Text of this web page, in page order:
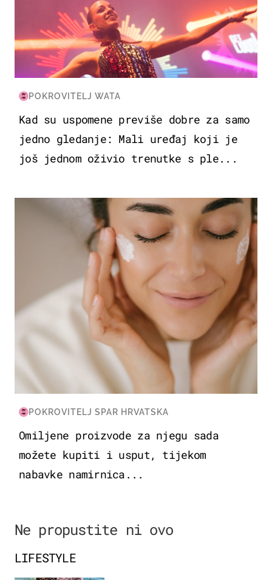
POKROVITELJ WATA
Kad su uspomene previše dobre za samo
jedno gledanje: Mali uređaj koji je
još jednom oživio trenutke s ple...
MODA & LJEPOTA
POKROVITELJ SPAR HRVATSKA
Omiljene proizvode za njegu sada
možete kupiti i usput, tijekom
nabavke namirnica...
Ne propustite ni ovo
LIFESTYLE